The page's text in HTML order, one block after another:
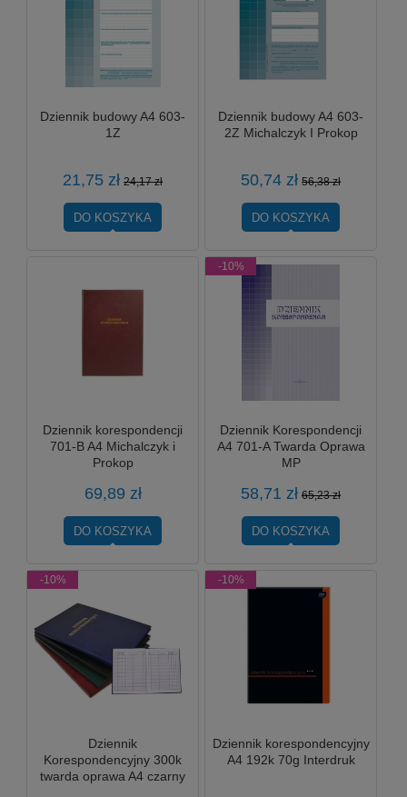
Dziennik budowy A4 603-
1Z
21,75 zł 24,17 zł
DO KOSZYKA
Dziennik budowy A4 603-
2Z Michalczyk I Prokop
50,74 zł 56,38 zł
DO KOSZYKA
Dziennik korespondencji
701-B A4 Michalczyk i
Prokop
69,89 zł
DO KOSZYKA
Dziennik Korespondencji
A4 701-A Twarda Oprawa
MP
58,71 zł 65,23 zł
DO KOSZYKA
-10%
Dziennik
Korespondencyjny 300k
twarda oprawa A4 czarny
-10%
Dziennik korespondencyjny
A4 192k 70g Interdruk
-10%